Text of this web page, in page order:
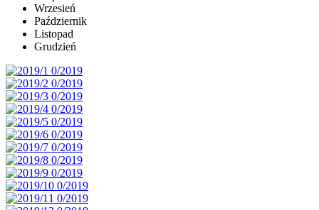
Wrzesień
Październik
Listopad
Grudzień